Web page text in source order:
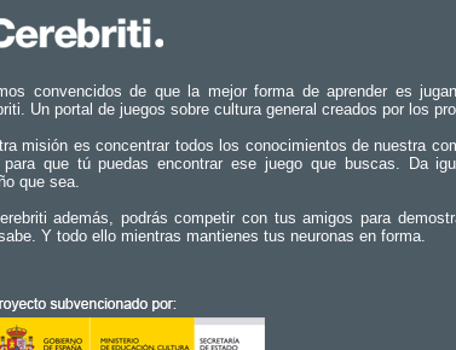
convencidos de que la mejor forma de aprender es
Un portal de juegos sobre cultura general creados por los
misión es concentrar todos los conocimientos de nuestra
para que tú puedas encontrar ese juego que buscas. Da
que sea.
además, podrás competir con tus amigos para
Y todo ello mientras mantienes tus neuronas en forma.